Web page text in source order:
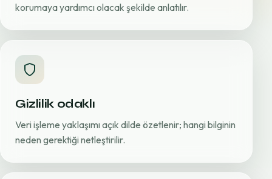
korumaya yardımcı olacak şekilde anlatılır.
Gizlilik odaklı
Veri işleme yaklaşımı açık dilde özetlenir; hangi bilginin
neden gerektiği netleştirilir.